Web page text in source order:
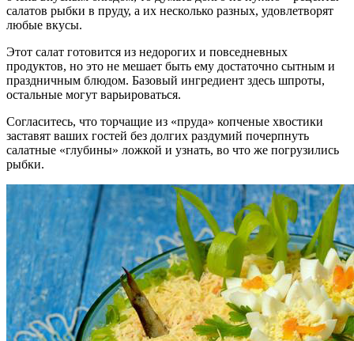
салатов рыбки в пруду, а их несколько разных, удовлетворят
любые вкусы.
Этот салат готовится из недорогих и повседневных
продуктов, но это не мешает быть ему достаточно сытным и
праздничным блюдом. Базовый ингредиент здесь шпроты,
остальные могут варьироваться.
Согласитесь, что торчащие из «пруда» копченые хвостики
заставят ваших гостей без долгих раздумий почерпнуть
салатные «глубины» ложкой и узнать, во что же погрузились
рыбки.